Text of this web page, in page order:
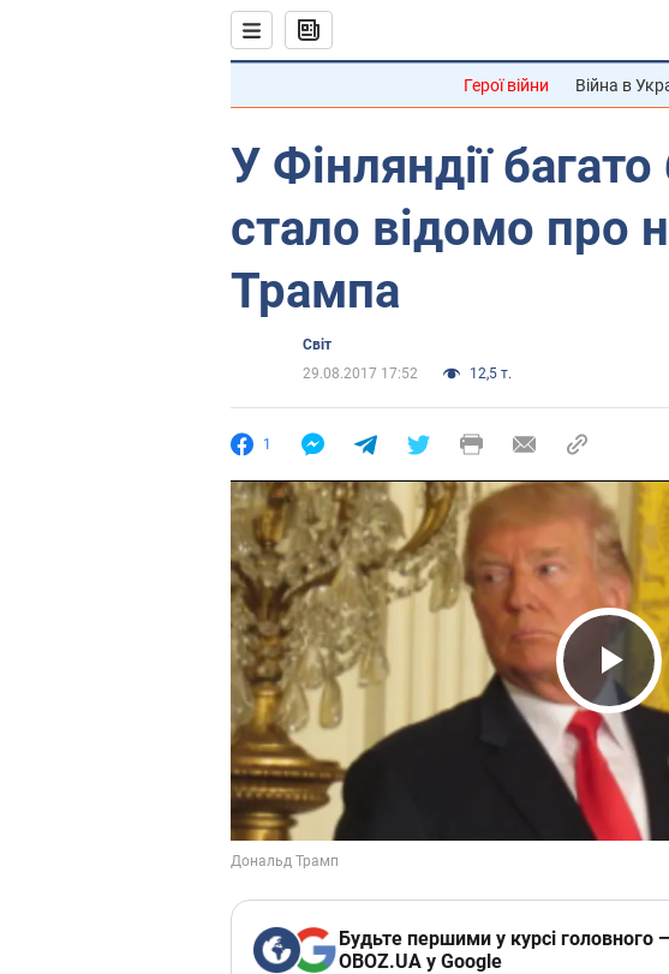
Герої війни Війна в
У Фінляндії
стало відомо про
Трампа
Світ
29.08.2017 17:52
12,5 т.
1
Play
Будьте першими у курсі головного
OBOZ.UA у Google